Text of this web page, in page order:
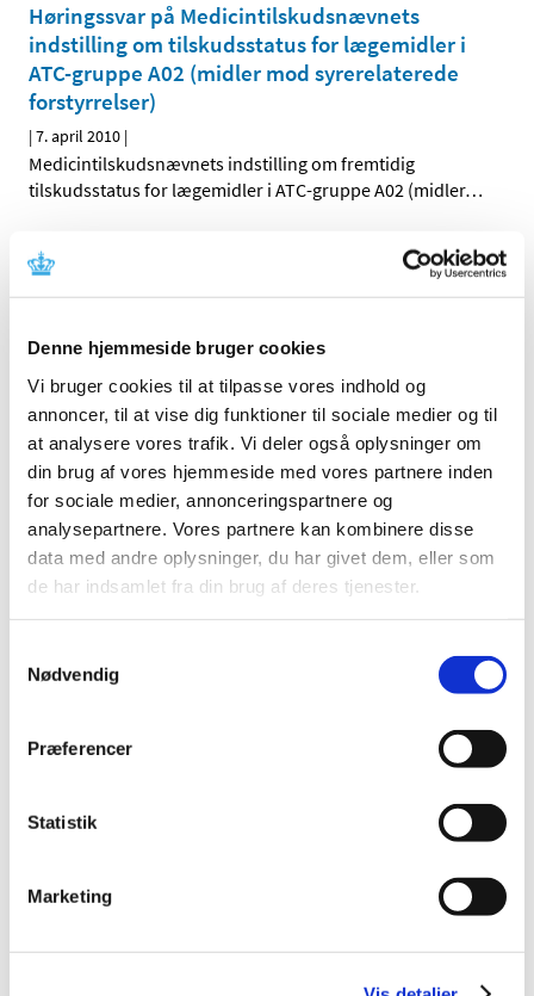
Denne hjemmeside bruger cookies
Vi bruger cookies til at tilpasse vores indhold og
annoncer, til at vise dig funktioner til sociale medier og til
at analysere vores trafik. Vi deler også oplysninger om
din brug af vores hjemmeside med vores partnere inden
for sociale medier, annonceringspartnere og
analysepartnere. Vores partnere kan kombinere disse
data med andre oplysninger, du har givet dem, eller som
de har indsamlet fra din brug af deres tjenester.
Nødvendig
Præferencer
Statistik
Marketing
Høringssvar på Medicintilskudsnævnets
indstilling om tilskudsstatus for lægemidler i
ATC-gruppe A02 (midler mod syrerelaterede
forstyrrelser)
|7. april 2010 |
Medicintilskudsnævnets indstilling om fremtidig
tilskudsstatus for lægemidler i ATC-gruppe A02 (midler…
Høring over Medicintilskudsnævnets
indstilling til tilskudsstatus for lægemidler i
II antagonister og reninhæmmere)
Medicintilskudsnævnet har på Lægemiddelstyrelsens
foranledning revurderet tilskudsstatus for lægemidler i…
Lægemiddelstyrelsen indleder ad hoc
revurdering af tilskudsstatus i ATC–gruppe
C09C, C09D og C09X
|12. marts 2010|
TID
2025 (15)
2023 (21)